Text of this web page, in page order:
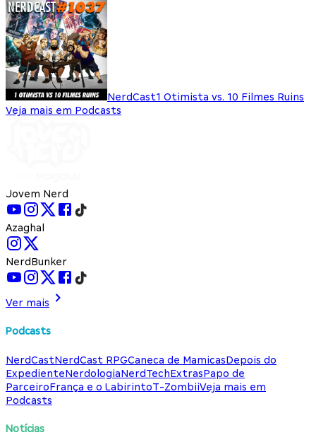
NerdCast1 Otimista vs. 10 Filmes Ruins
Veja mais em Podcasts
Jovem Nerd
Azaghal
NerdBunker
Ver mais
Podcasts
NerdCastNerdCast RPGCaneca de MamicasDepois do
ExpedienteNerdologiaNerdTechExtrasPapo de
ParceiroFrança e o LabirintoT-ZombiiVeja mais em
Podcasts
Notícias